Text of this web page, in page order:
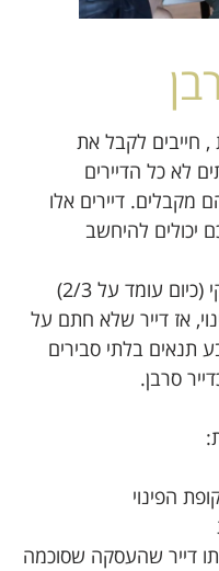
, חייבים לקבל את
לא כל הדיירים
מקבלים. דיירים אלו
יכולים להיחשב
החוק קובע כי שבמקרה שרוב חוקי (כיום עומד על 2/3)
אז דייר שלא חתם על
תנאים בלתי סבירים
סרבן.
הפינוי
דייר שהעסקה שסוכמה